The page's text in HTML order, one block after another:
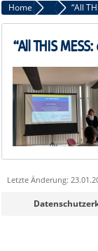
Home News
“All THIS
Letzte Änderung:
Sie können eine